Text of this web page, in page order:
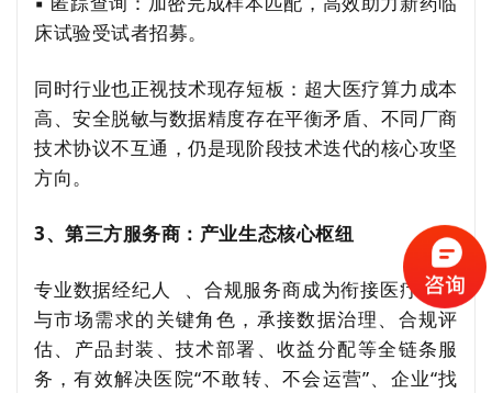
床试验受试者招募。
同时行业也正视技术现存短板：超大医疗算力成本
高、安全脱敏与数据精度存在平衡矛盾、不同厂商
技术协议不互通，仍是现阶段技术迭代的核心攻坚
方向。
3、第三方服务商：产业生态核心枢纽
专业数据经纪人
、合规服务商成为衔接医疗机构
与市场需求的关键角色，承接数据治理、合规评
估、产品封装、技术部署、收益分配等全链条服
务，有效解决医院“不敢转、不会运营”、企业“找